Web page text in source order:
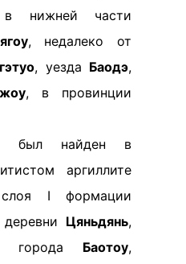
в нижней части
, недалеко от
, уезда Баодэ,
, в провинции
был найден в
аргиллите
I формации
Цяньдянь,
города Баотоу,